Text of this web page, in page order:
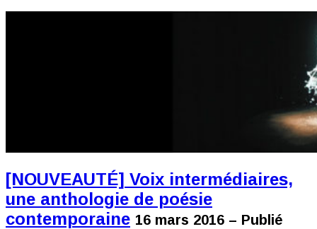
[NOUVEAUTÉ] Voix intermédiaires,
une anthologie de poésie
contemporaine 16 mars 2016 – Publié